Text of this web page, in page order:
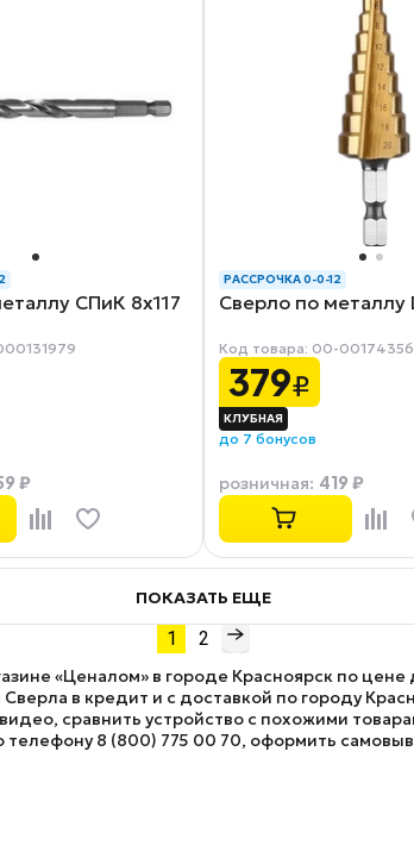
СПиК 8x117
₽
РАССРОЧКА 0-0-12
Сверло по металлу
Код товара: 00-00174356
379₽
до 7 бонусов
розничная: 419 ₽
ПОКАЗАТЬ ЕЩЕ
1 2
«Ценалом» в городе Красноярск по
в кредит и с доставкой по городу
сравнить устройство с похожими
8 (800) 775 00 70, оформить